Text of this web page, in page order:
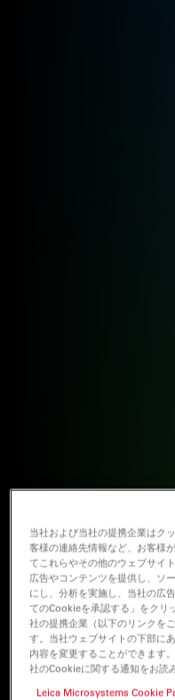
当社および当社の提携企業はク
客様の連絡先情報など、お客様
てこれらやその他のウェブサイ
広告やコンテンツを提供し、ソ
にし、分析を実施し、当社の広
てのCookieを承認する」をクリ
社の提携企業（以下のリンクを
す。当社ウェブサイトの下部に
内容を変更することができます
社のCookieに関する通知をお読
Leica Microsystems Cookie